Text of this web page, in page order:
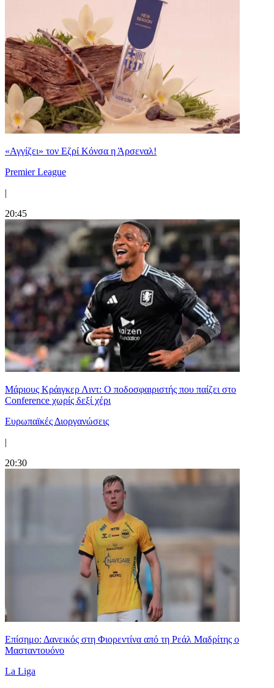
«Αγγίζει» τον Εζρί Κόνσα η Άρσεναλ!
Premier League
|
20:45
Μάριους Κράιγκερ Λιντ: Ο ποδοσφαιριστής που παίζει στο
Conference χωρίς δεξί χέρι
Ευρωπαϊκές Διοργανώσεις
|
20:30
Επίσημο: Δανεικός στη Φιορεντίνα από τη Ρεάλ Μαδρίτης ο
Μασταντουόνο
La Liga